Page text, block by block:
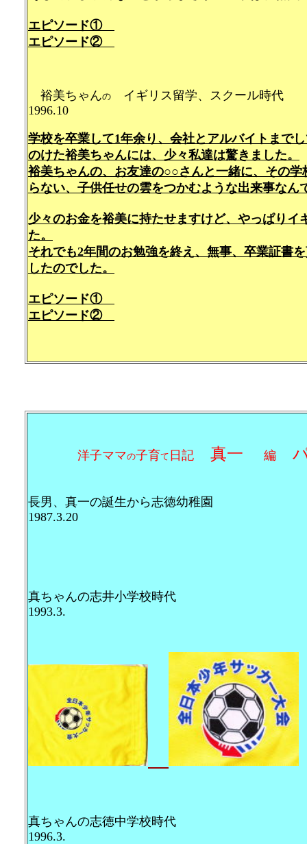
エピソード①
エピソード②
裕美ちゃんの
イギリス留学、スクー
1996.10
学校を卒業して1年余り、会社とアルバイトまで
のけた裕美ちゃんには、少々私達は驚きました。
裕美ちゃんの、お友達の○○さんと一緒に、その
らない、子供任せの雲をつかむような出来事なん
少々のお金を裕美に持たせますけど、やっぱり
た。
それでも2年間のお勉強を終え、無事、卒業証書
したのでした。
エピソード①
エピソード②
洋子ママの子育て 日記 真一 編 パ
長男、真一の誕生から志徳
1987.3.20
真ちゃんの志井小学校
1993.3.
真ちゃんの志徳中学
1996.3.